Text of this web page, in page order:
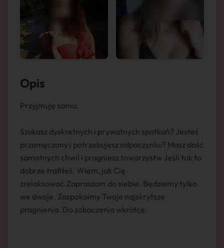
Opis
Przyjmuję sama.
Szukasz dyskretnych i prywatnych spotkań? Jesteś
przemęczony i potrzebujesz odpoczynku? Masz dość
samotnych chwil i pragniesz towarzystw Jeśli tak to
dobrze trafiłeś. Wiem, jak Cię
zrelaksować.Zapraszam do siebie. Będziemy tylko
we dwoje. Zaspokoimy Twoje najskrytsze
pragnienia. Do zobaczenia wkrótce.